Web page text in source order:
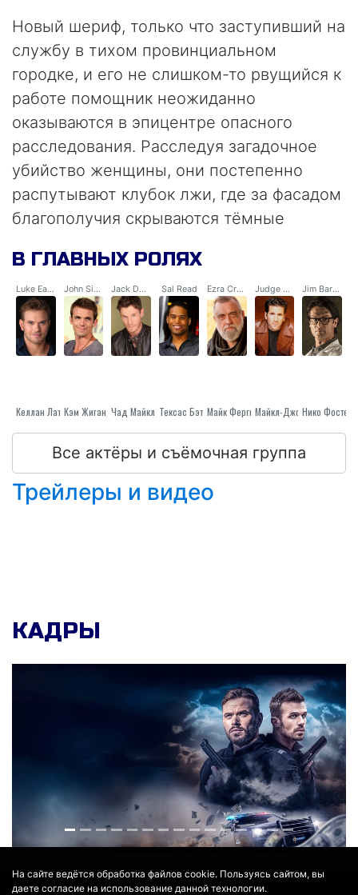
На сайте ведётся обработка файлов cookie. Пользуясь сайтом, вы
даете согласие на использование данной технологии.
Новый шериф, только что заступивший на
службу в тихом провинциальном
городке, и его не слишком-то рвущийся к
работе помощник неожиданно
оказываются в эпицентре опасного
расследования. Расследуя загадочное
убийство женщины, они постепенно
распутывают клубок лжи, где за фасадом
благополучия скрываются тёмные
щупальца влиятельного картеля.
В ГЛАВНЫХ РОЛЯХ
Luke Easton
Келлан Латс
John Sites
Кэм Жиганде
Jack Danes
Чад Майкл Коллинз
Sal Read
Тексас Бэттл
Ezra Craft
Майк Фергюсон
Judge Thompson
Майкл-Джон Вульф
Jim Barnes
Нико Фостер
Все актёры и съёмочная группа
Трейлеры и видео
КАДРЫ